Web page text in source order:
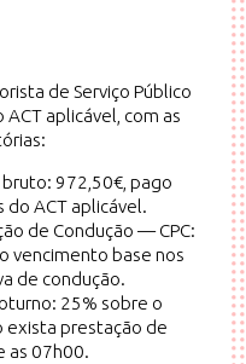
de Serviço Público
aplicável, com as
972,50€, pago
do ACT aplicável.
de Condução — CPC:
vencimento base nos
de condução.
25% sobre o
exista prestação de
as 07h00.